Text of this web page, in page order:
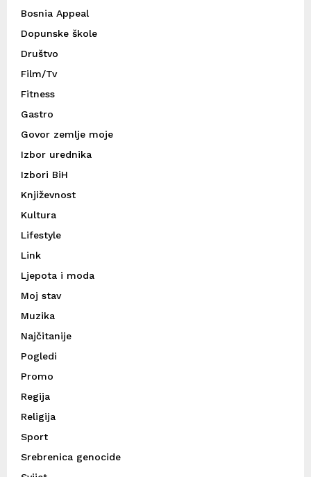
Bosnia Appeal
Dopunske škole
Društvo
Film/Tv
Fitness
Gastro
Govor zemlje moje
Izbor urednika
Izbori BiH
Književnost
Kultura
Lifestyle
Link
Ljepota i moda
Moj stav
Muzika
Najčitanije
Pogledi
Promo
Regija
Religija
Sport
Srebrenica genocide